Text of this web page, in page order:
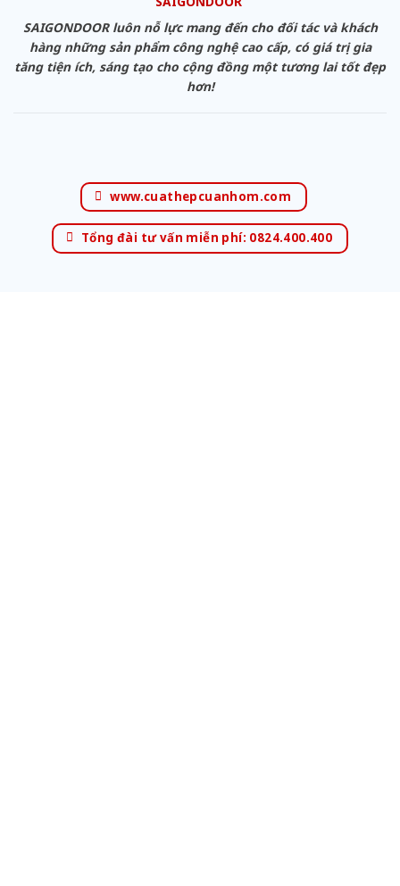
SAIGONDOOR luôn nỗ lực mang đến cho đối tác và khách
hàng những sản phẩm công nghệ cao cấp, có giá trị gia
tăng tiện ích, sáng tạo cho cộng đồng một tương lai tốt đẹp
hơn!
www.cuathepcuanhom.com
Tổng đài tư vấn miễn phí: 0824.400.400